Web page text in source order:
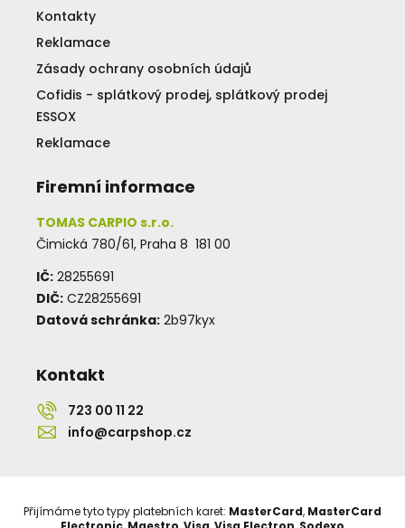
Kontakty
Reklamace
Zásady ochrany osobních údajů
Cofidis - splátkový prodej, splátkový prodej
ESSOX
Reklamace
Firemní informace
TOMAS CARPIO s.r.o.
Čimická 780/61, Praha 8 181 00
IČ: 28255691
DIČ: CZ28255691
Datová schránka: 2b97kyx
Kontakt
723 00 11 22
info@carpshop.cz
Přijímáme tyto typy platebních karet: MasterCard, MasterCard